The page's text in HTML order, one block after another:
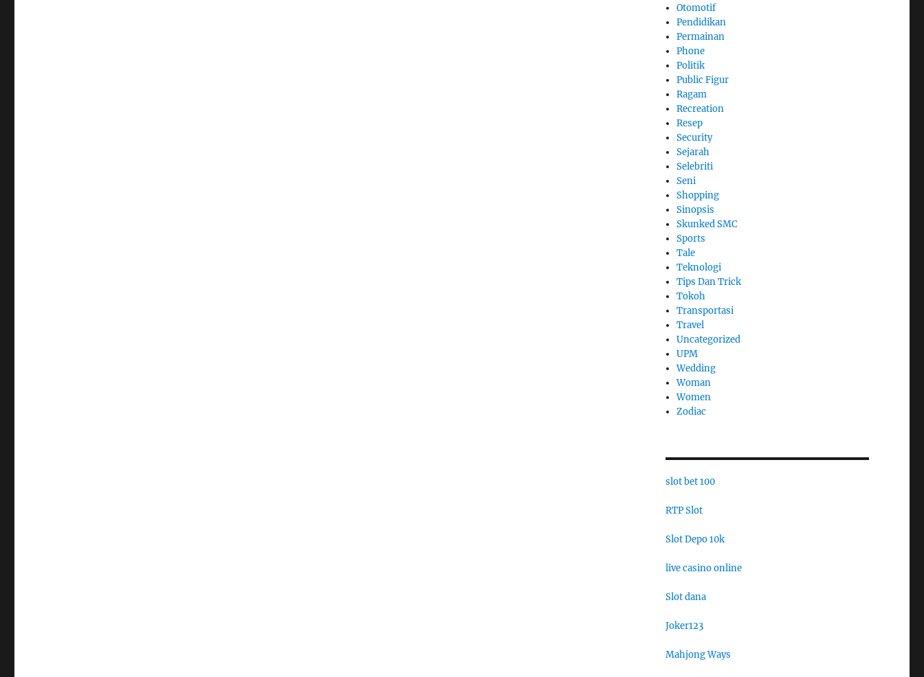
Otomotif
Pendidikan
Permainan
Phone
Politik
Public Figur
Ragam
Recreation
Resep
Security
Sejarah
Selebriti
Seni
Shopping
Sinopsis
Skunked SMC
Sports
Tale
Teknologi
Tips Dan Trick
Tokoh
Transportasi
Travel
Uncategorized
UPM
Wedding
Woman
Women
Zodiac
slot bet 100
RTP Slot
Slot Depo 10k
live casino online
Slot dana
Joker123
Mahjong Ways